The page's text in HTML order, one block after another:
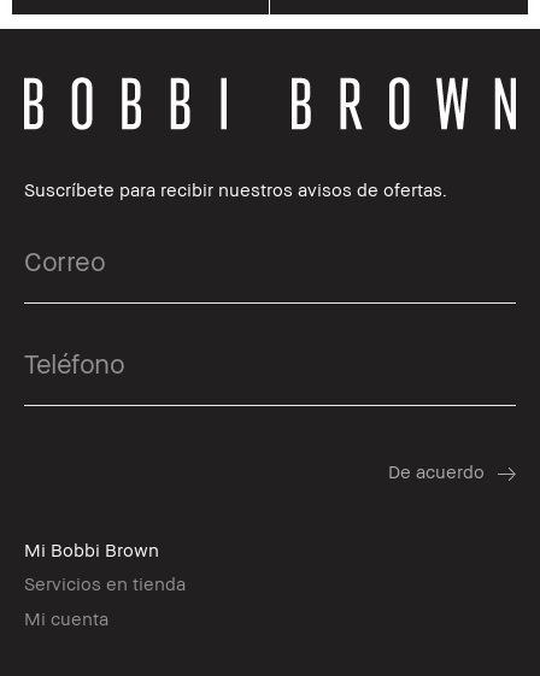
Suscríbete para recibir nuestros avisos de ofertas.
Mi Bobbi Brown
Servicios en tienda
Mi cuenta